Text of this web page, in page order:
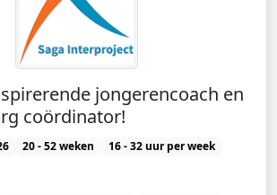
jongerencoach en
coördinator!
20 - 52 weken
16 - 32 uur per week